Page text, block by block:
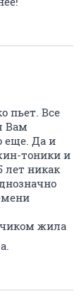
пьет. Все
Вам
еще. Да и
тоники и
лет никак
жила